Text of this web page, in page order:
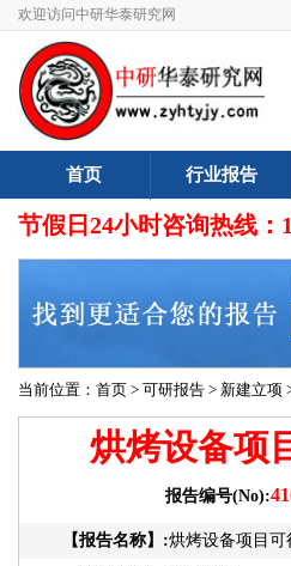
欢迎访问中研华泰研究网
首页 行业报告
节假日24小时咨询热线：
当前位置： 首页 > 可研报告 > 新建立项
烘烤设备项
报告编号(No):
【报告名称】:烘烤设备项目可